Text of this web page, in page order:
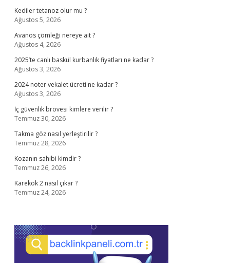
Kediler tetanoz olur mu ?
Ağustos 5, 2026
Avanos çömleği nereye ait ?
Ağustos 4, 2026
2025’te canlı baskül kurbanlık fiyatları ne kadar ?
Ağustos 3, 2026
2024 noter vekalet ücreti ne kadar ?
Ağustos 3, 2026
İç güvenlik brovesi kimlere verilir ?
Temmuz 30, 2026
Takma göz nasıl yerleştirilir ?
Temmuz 28, 2026
Kozanın sahibi kimdir ?
Temmuz 26, 2026
Karekök 2 nasıl çıkar ?
Temmuz 24, 2026